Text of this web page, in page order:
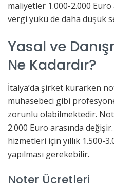
maliyetler 1.000-2.000 Euro
vergi yükü de daha düşük
Yasal ve
Ne Kadardır?
İtalya’da şirket kurarken
muhasebeci gibi
zorunlu olabilmektedir.
2.000 Euro arasında
hizmetleri için yıllık 1.500-
yapılması gerekebilir.
Noter Ücretleri